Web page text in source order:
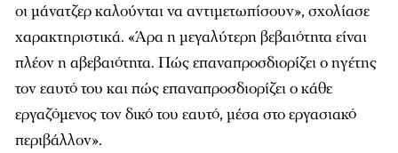
οι μάνατζερ καλούνται να αντιμετωπίσουν», σχολίασε
χαρακτηριστικά. «Άρα η μεγαλύτερη βεβαιότητα είναι
πλέον η αβεβαιότητα. Πώς επαναπροσδιορίζει ο ηγέτης
τον εαυτό του και πώς επαναπροσδιορίζει ο κάθε
εργαζόμενος τον δικό του εαυτό, μέσα στο εργασιακό
περιβάλλον».